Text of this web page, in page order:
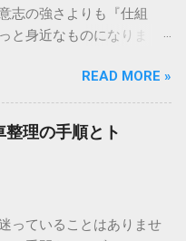
思わぬ不利益を被ったり
は、専門的な視点から事
ます。 専門査定が事業運
産の管理において、客観
、経営の健全性を示す重
の数字ではなく、プロの
は、単に年式や走行距離
中古車市場全体での需
志の強さよりも『仕組
と身近なものになりま
つけてみませんか。」 ✅
グを詳しく見る 「毎日が
ことに手が回らない」
余裕が持てるのに」と感
は情報やモノがあふれて
のリソースを消費してい
価値のあるものを見極め
READ MORE »
理の手順とト
っていることはありませ